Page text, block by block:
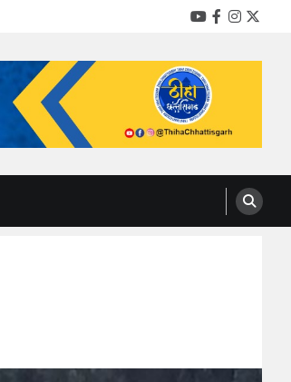
YouTube
Facebook